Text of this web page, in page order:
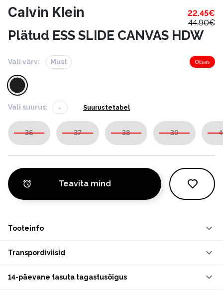
Calvin Klein 22.45€
44.90€
Plätud ESS SLIDE CANVAS HDW
Vali värv: Must Otsas
Vali suurus: - Suurustetabel
36 37 38 39
Teavita mind
Tooteinfo
Transpordiviisid
14-päevane tasuta tagastusõigus